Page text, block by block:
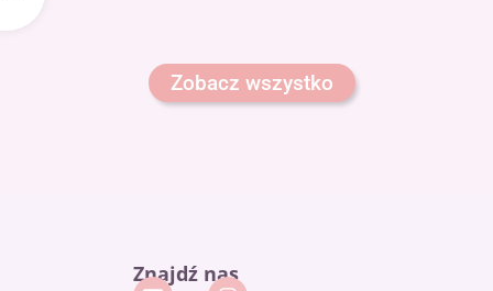
Zobacz wszystko
Znajdź nas